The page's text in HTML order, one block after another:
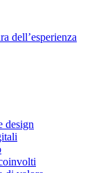
dell’esperienza
design